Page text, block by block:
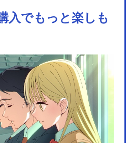
ズルッグとミミッキュ － ポケ
ヒーローになりたいヤンチャ
ム － ポケモンアニ…
入でもっと楽しも